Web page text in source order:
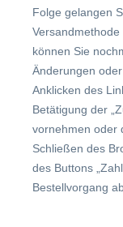
Folge gelangen
können Sie
Änderungen
Anklicken des
Betätigung der
vornehmen oder
Schließen des
des Buttons
Bestellvorgang